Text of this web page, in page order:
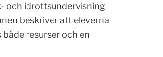
och idrottsundervisning
beskriver att eleverna
resurser och en